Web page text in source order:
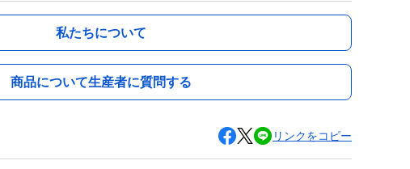
私たちについて
商品について生産者に質問する
リンクをコピー